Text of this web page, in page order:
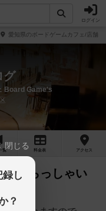
ログイン
愛知県のボードゲームカフェ/店舗
グ
Board Game's
覧 料金 表 アクセス
方いらっしゃい
閉じる
し
？